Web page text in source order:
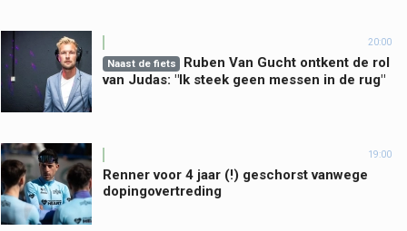
20:00
Naast de fiets
Ruben Van Gucht ontkent de rol
van Judas: "Ik steek geen messen in de rug"
19:00
Renner voor 4 jaar (!) geschorst vanwege
dopingovertreding